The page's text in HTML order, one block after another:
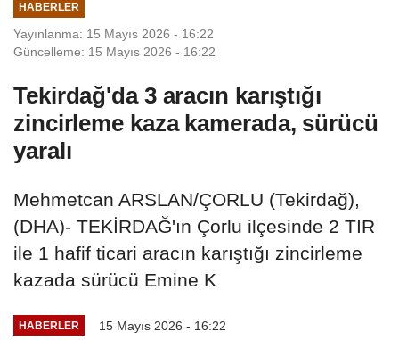
HABERLER
Yayınlanma: 15 Mayıs 2026 - 16:22
Güncelleme: 15 Mayıs 2026 - 16:22
Tekirdağ'da 3 aracın karıştığı
zincirleme kaza kamerada, sürücü
yaralı
Mehmetcan ARSLAN/ÇORLU (Tekirdağ),
(DHA)- TEKİRDAĞ'ın Çorlu ilçesinde 2 TIR
ile 1 hafif ticari aracın karıştığı zincirleme
kazada sürücü Emine K
HABERLER 15 Mayıs 2026 - 16:22